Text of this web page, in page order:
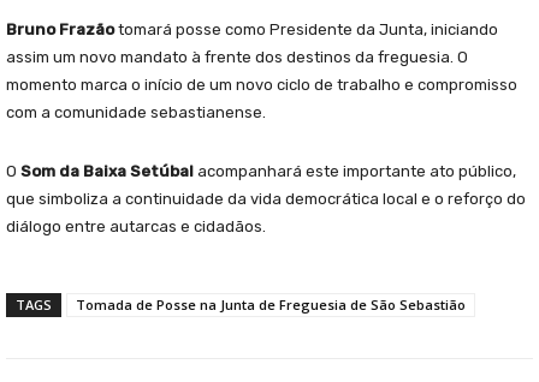
Bruno Frazãotomará posse como Presidente da Junta, iniciando
assim um novo mandato à frente dos destinos da freguesia. O
momento marca o início de um novo ciclo de trabalho e compromisso
com a comunidade sebastianense.
O Som da Baixa Setúbal acompanhará este importante ato público,
que simboliza a continuidade da vida democrática local e o reforço do
diálogo entre autarcas e cidadãos.
TAGS Tomada de Posse na Junta de Freguesia de São Sebastião